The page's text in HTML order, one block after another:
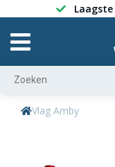
Laagste
Vlag Amby